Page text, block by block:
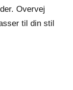
Overvej
til din stil